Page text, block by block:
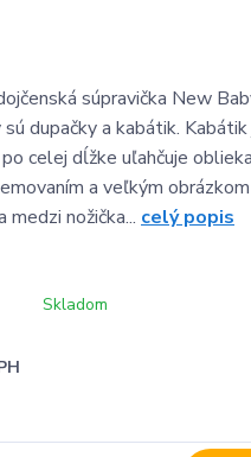
súpravička New
dupačky a kabátik.
celej dĺžke uľahčuje
a veľkým
medzi nožička... celý popis
Skladom